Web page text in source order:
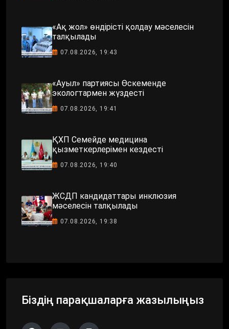
«Ақ жол» өндірісті қолдау мәселесін
талқылады
07.08.2026, 19:43
«Ауыл» партиясы Өскеменде
экологтармен жүздесті
07.08.2026, 19:41
ҚХП Семейде медицина
қызметкерлерімен кездесті
07.08.2026, 19:40
ЖСДП кандидаттары инклюзия
мәселесін талқылады
07.08.2026, 19:38
Біздің парақшаларға жазылыңыз